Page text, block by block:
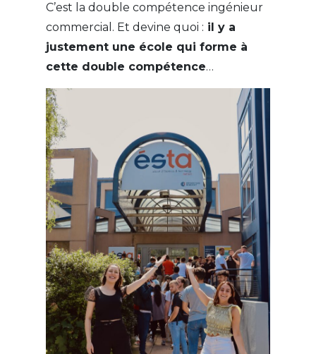
C’est la double compétence ingénieur
commercial. Et devine quoi : il y a
justement une école qui forme à
cette double compétence…